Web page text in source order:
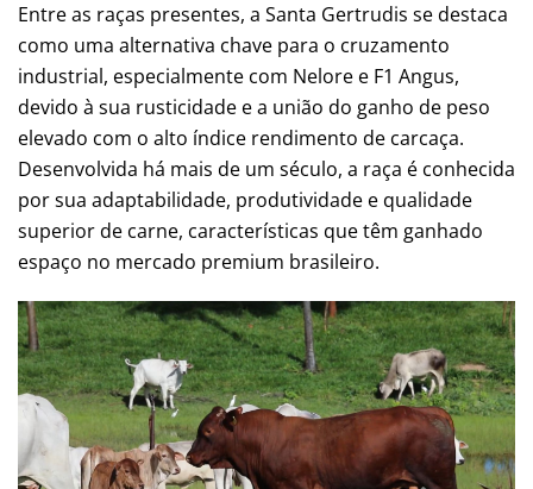
Entre as raças presentes, a Santa Gertrudis se destaca
como uma alternativa chave para o cruzamento
industrial, especialmente com Nelore e F1 Angus,
devido à sua rusticidade e a união do ganho de peso
elevado com o alto índice rendimento de carcaça.
Desenvolvida há mais de um século, a raça é conhecida
por sua adaptabilidade, produtividade e qualidade
superior de carne, características que têm ganhado
espaço no mercado premium brasileiro.